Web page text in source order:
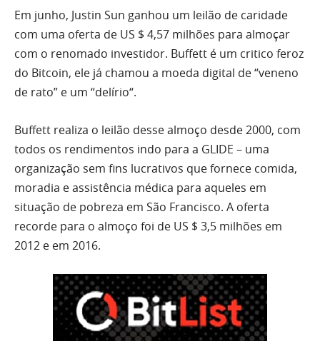
Em junho, Justin Sun ganhou um leilão de caridade
com uma oferta de US $ 4,57 milhões para almoçar
com o renomado investidor. Buffett é um critico feroz
do Bitcoin, ele já chamou a moeda digital de“veneno
de rato” e um “delírio“.
Buffett realiza o leilão desse almoço desde 2000, com
todos os rendimentos indo para a GLIDE – uma
organização sem fins lucrativos que fornece comida,
moradia e assistência médica para aqueles em
situação de pobreza em São Francisco. A oferta
recorde para o almoço foi de US $ 3,5 milhões em
2012 e em 2016.